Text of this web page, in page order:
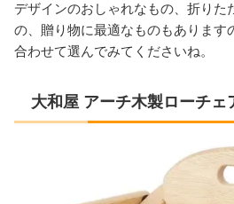
デザインのおしゃれなもの、折りた
の、贈り物に最適なものもあります
合わせて選んでみてくださいね。
大和屋 アーチ木製ローチェ